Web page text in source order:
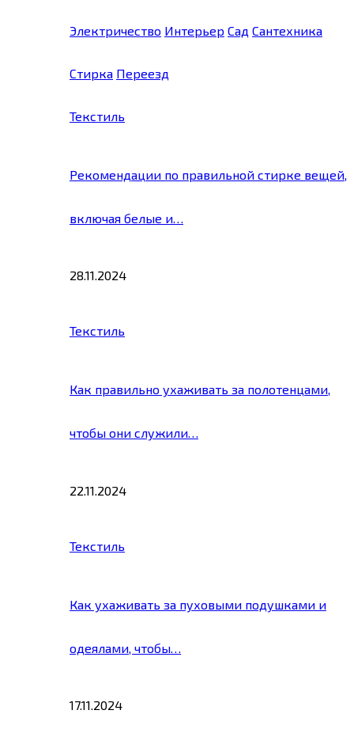
Электричество Интерьер Сад Сантехника
Стирка Переезд
Текстиль
Рекомендации по правильной стирке вещей,
включая белые и…
28.11.2024
Текстиль
Как правильно ухаживать за полотенцами,
чтобы они служили…
22.11.2024
Текстиль
Как ухаживать за пуховыми подушками и
одеялами, чтобы…
17.11.2024